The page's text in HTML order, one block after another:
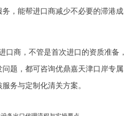
，能帮进口商减少不必要的滞港成
口商，不管是首次进口的资质准备，
题，都可咨询优鼎嘉天津口岸专属
务与定制化清关方案。